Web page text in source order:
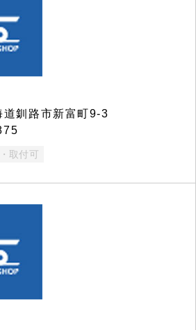
釧路市新富町9-3
取付可